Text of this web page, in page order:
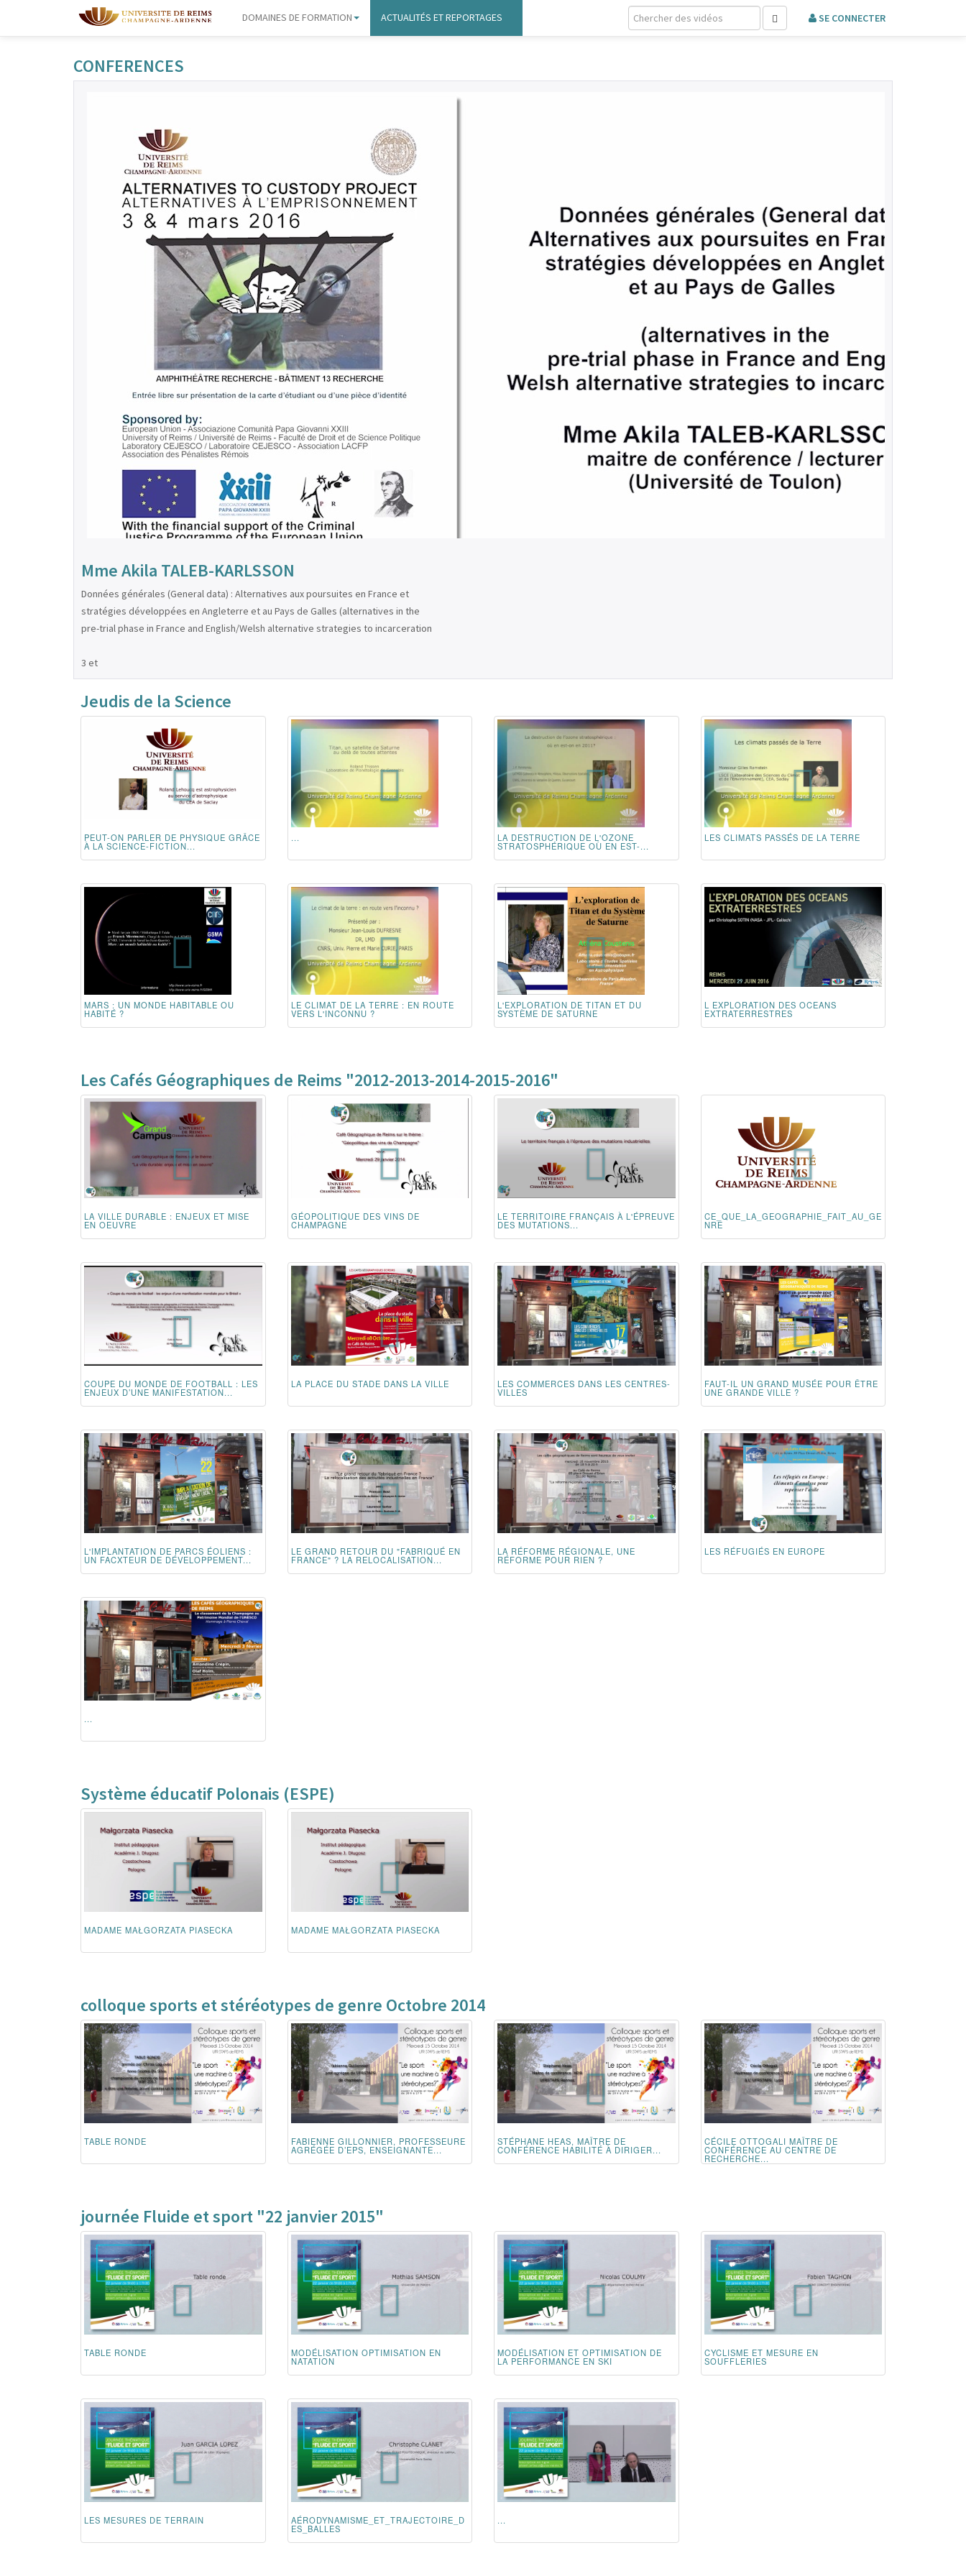
DOMAINES DE FORMATION ACTUALITÉS ET REPORTAGES
CONFERENCES
Mme Akila TALEB-KARLSSON
Données générales (General data) : Alternatives aux poursuites en France et
stratégies développées en Angleterre et au Pays de Galles (alternatives in the
pre-trial phase in France and English/Welsh alternative strategies to incarceration
3 et
Jeudis de la Science
PEUT-ON PARLER DE PHYSIQUE GRÂCE
À LA SCIENCE-FICTION...
... LA DESTRUCTION DE L'OZONE
STRATOSPHÉRIQUE OÙ EN EST-...
LES CLIMATS PASSÉS DE LA TERRE
MARS : UN MONDE HABITABLE OU
HABITÉ ?
LE CLIMAT DE LA TERRE : EN ROUTE
VERS L'INCONNU ?
L'EXPLORATION DE TITAN ET DU
SYSTÈME DE SATURNE
L EXPLORATION DES OCEANS
EXTRATERRESTRES
Les Cafés Géographiques de Reims "2012-2013-2014-2015-2016"
LA VILLE DURABLE : ENJEUX ET MISE
EN OEUVRE
GÉOPOLITIQUE DES VINS DE
CHAMPAGNE
LE TERRITOIRE FRANÇAIS À L'ÉPREUVE
DES MUTATIONS...
CE_QUE_LA_GEOGRAPHIE_FAIT_AU_GE
NRE
COUPE DU MONDE DE FOOTBALL : LES
ENJEUX D’UNE MANIFESTATION...
LA PLACE DU STADE DANS LA VILLE LES COMMERCES DANS LES CENTRES-
VILLES
FAUT-IL UN GRAND MUSÉE POUR ÊTRE
UNE GRANDE VILLE ?
L'IMPLANTATION DE PARCS ÉOLIENS :
UN FACXTEUR DE DÉVELOPPEMENT...
LE GRAND RETOUR DU "FABRIQUÉ EN
FRANCE" ? LA RELOCALISATION...
LA RÉFORME RÉGIONALE, UNE
RÉFORME POUR RIEN ?
LES RÉFUGIÉS EN EUROPE
...
Système éducatif Polonais (ESPE)
MADAME MAŁGORZATA PIASECKA MADAME MAŁGORZATA PIASECKA
colloque sports et stéréotypes de genre Octobre 2014
TABLE RONDE FABIENNE GILLONNIER, PROFESSEURE
AGRÉGÉE D’EPS, ENSEIGNANTE...
STÉPHANE HEAS, MAÎTRE DE
CONFÉRENCE HABILITÉ À DIRIGER...
CÉCILE OTTOGALI MAÎTRE DE
CONFÉRENCE AU CENTRE DE
RECHERCHE...
journée Fluide et sport "22 janvier 2015"
TABLE RONDE MODÉLISATION OPTIMISATION EN
NATATION
MODÉLISATION ET OPTIMISATION DE
LA PERFORMANCE EN SKI
CYCLISME ET MESURE EN
SOUFFLERIES
LES MESURES DE TERRAIN AÉRODYNAMISME_ET_TRAJECTOIRE_D
ES_BALLES
...